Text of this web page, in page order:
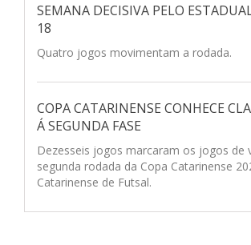
SEMANA DECISIVA PELO
18
Quatro jogos movimentam a rodada.
COPA CATARINENSE CONHECE
Á SEGUNDA FASE
Dezesseis jogos marcaram os jogos de
segunda rodada da Copa Catarinense
Catarinense de Futsal.